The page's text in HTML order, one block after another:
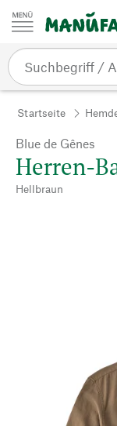
Zum Inhalt springen
Startseite
Blue de Gênes
Herren-
Hellbraun